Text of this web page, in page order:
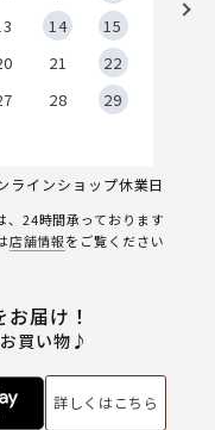
14
15
21
22
28
29
ラインショップ休業日
24時間承っております
店舗情報をご覧ください
届け！
買い物♪
詳しくはこちら